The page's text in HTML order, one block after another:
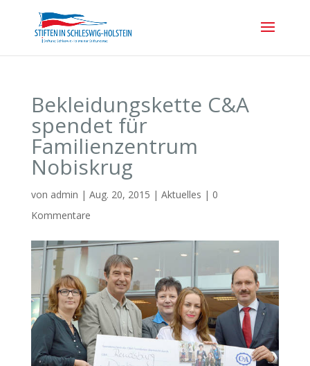
Bekleidungskette C&A
spendet für
Familienzentrum
Nobiskrug
von admin | Aug. 20, 2015 | Aktuelles | 0
Kommentare